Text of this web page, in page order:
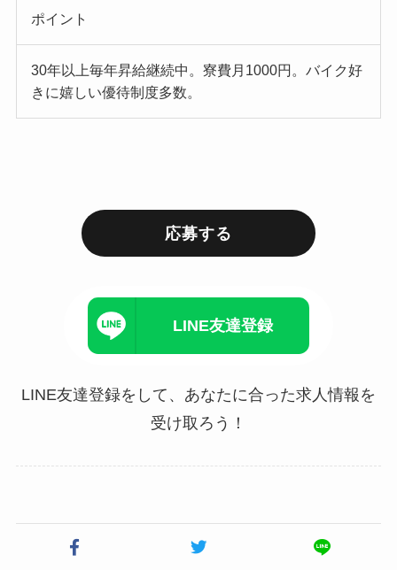
ポイント
30年以上毎年昇給継続中。寮費月1000円。バイク好
きに嬉しい優待制度多数。
応募する
LINE友達登録
LINE友達登録をして、あなたに合った求人情報を
受け取ろう！